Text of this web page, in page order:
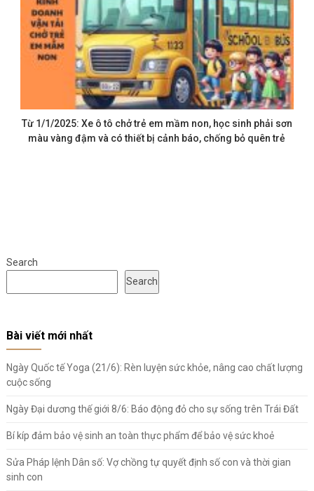
Từ 1/1/2025: Xe ô tô chở trẻ em mầm non, học sinh phải sơn
màu vàng đậm và có thiết bị cảnh báo, chống bỏ quên trẻ
Search
Search
Bài viết mới nhất
Ngày Quốc tế Yoga (21/6): Rèn luyện sức khỏe, nâng cao chất lượng
cuộc sống
Ngày Đại dương thế giới 8/6: Báo động đỏ cho sự sống trên Trái Đất
Bí kíp đảm bảo vệ sinh an toàn thực phẩm để bảo vệ sức khoẻ
Sửa Pháp lệnh Dân số: Vợ chồng tự quyết định số con và thời gian
sinh con